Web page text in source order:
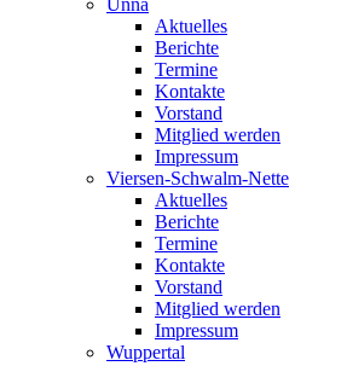
Unna
Aktuelles
Berichte
Termine
Kontakte
Vorstand
Mitglied werden
Impressum
Viersen-Schwalm-Nette
Aktuelles
Berichte
Termine
Kontakte
Vorstand
Mitglied werden
Impressum
Wuppertal